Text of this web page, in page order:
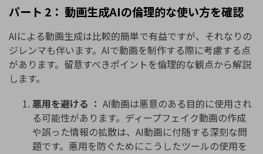
パート 2： 動画生成AIの倫理的な使い方を確認
AIによる動画生成は比較的簡単で有益ですが、それなりの
ジレンマも伴います。AIで動画を制作する際に考慮する点
があります。留意すべきポイントを倫理的な観点から解説
します。
悪用を避ける ： AI動画は悪意のある目的に使用され
る可能性があります。ディープフェイク動画の作成
や誤った情報の拡散は、AI動画に付随する深刻な問
題です。悪用を防ぐためにこうしたツールの使用を